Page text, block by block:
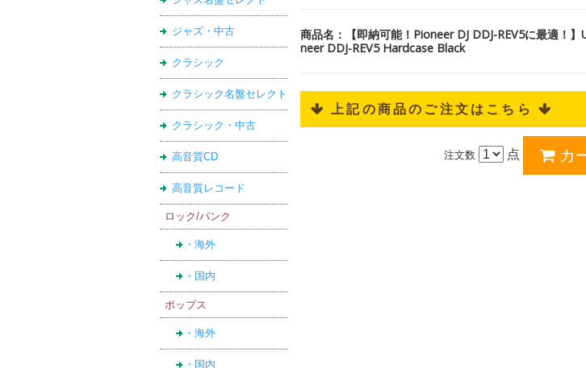
ジャズ・中古
クラシック
クラシック名盤セレクト
クラシック・中古
高音質CD
高音質レコード
ロック/パンク
・海外
・国内
ポップス
・海外
・国内
商品名：【即納可能！Pioneer DJ DDJ-REV5に最適！
neer DDJ-REV5 Hardcase Black
 上記の商品のご注文はこちら 
注文数 点